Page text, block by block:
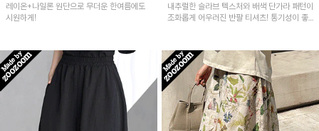
레이온+나일론 원단으로 무더운 한여름에도
시원하게!
내추럴한 슬라브 텍스처와 배색 단가라 패턴이
조화롭게 어우러진 반팔 티셔츠! 통기성이 좋